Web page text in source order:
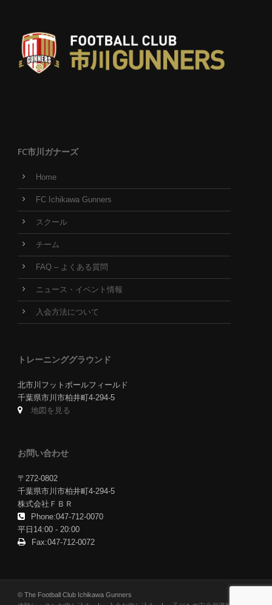
FC市川ガナーズ
Home
FC Ichikawa Gunners
スクール
チーム
FAQ – よくある質問
ニュース・イベント情報
入会方法について
トレーニンググラウンド
北市川フットボールフィールド
千葉県市川市柏井町4-294-5
地図を見る
お問い合わせ
〒272-0802
千葉県市川市柏井町4-294-5
株式会社ＦＢＲ
Phone:047-712-0070
平日14:00 - 20:00
Fax:047-712-0072
© The Football Club Ichikawa Gunners